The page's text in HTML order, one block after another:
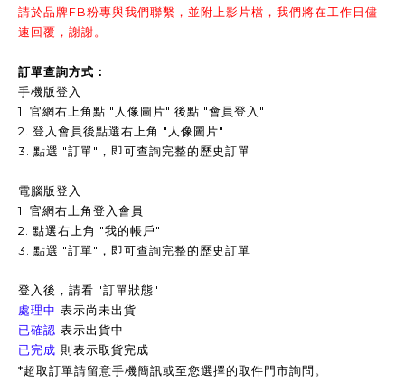
請於品牌FB粉專與我們聯繫，並附上影片檔，我們將在工作日儘
速回覆，謝謝。
訂單查詢方式：
手機版登入
1. 官網右上角點 "人像圖片" 後點 "會員登入"
2. 登入會員後點選右上角 "人像圖片"
3. 點選 "訂單"，即可查詢完整的歷史訂單
電腦版登入
1. 官網右上角登入會員
2. 點選右上角 "我的帳戶"
3. 點選 "訂單"，即可查詢完整的歷史訂單
登入後，請看 "訂單狀態"
處理中 表示尚未出貨
已確認 表示出貨中
已完成 則表示取貨完成
*超取訂單請留意手機簡訊或至您選擇的取件門市詢問。